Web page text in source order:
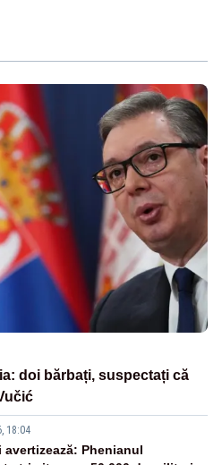
doi bărbați, suspectați că
18:04
avertizează: Phenianul